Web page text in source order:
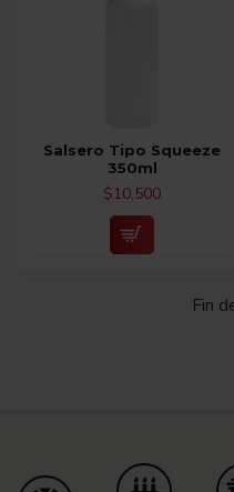
Salsero Tipo Squeeze
350ml
$10,500
Fin